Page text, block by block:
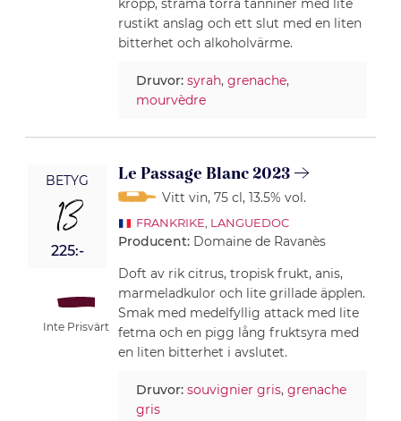
kropp, strama torra tanniner med lite
rustikt anslag och ett slut med en liten
bitterhet och alkoholvärme.
Druvor:syrah,grenache,
mourvèdre
BETYG
13
225:-
Inte Prisvärt
Le Passage Blanc 2023
Vitt vin, 75 cl, 13.5% vol.
FRANKRIKE LANGUEDOC
Producent: Domaine de Ravanès
Doft av rik citrus, tropisk frukt, anis,
marmeladkulor och lite grillade äpplen.
Smak med medelfyllig attack med lite
fetma och en pigg lång fruktsyra med
en liten bitterhet i avslutet.
Druvor:souvignier gris,grenache
gris